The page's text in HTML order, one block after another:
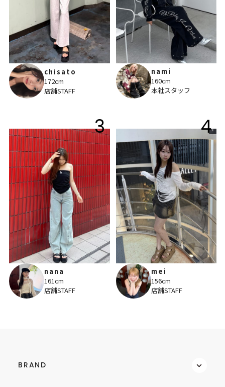
chisato
172cm
店舗STAFF
nami
160cm
本社スタッフ
3
nana
161cm
店舗STAFF
4
mei
156cm
店舗STAFF
BRAND